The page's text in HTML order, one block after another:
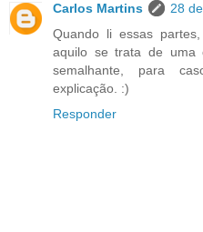
Carlos Martins
28
Quando li essas
aquilo se trata de uma
semalhante, para
explicação. :)
Responder